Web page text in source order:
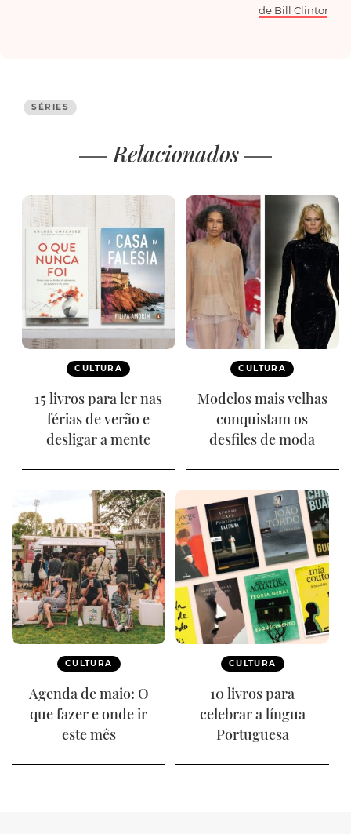
de Bill Clinton
SÉRIES
Relacionados
CULTURA
15 livros para ler nas
férias de verão e
desligar a mente
CULTURA
Modelos mais velhas
conquistam os
desfiles de moda
CULTURA
Agenda de maio: O
que fazer e onde ir
este mês
CULTURA
10 livros para
celebrar a língua
Portuguesa